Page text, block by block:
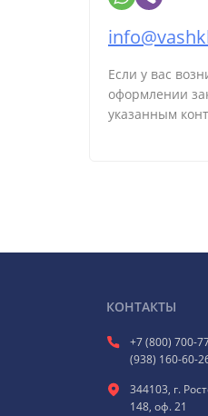
Если у вас
оформлении
указанным
КОНТАКТЫ
+7 (800) 700-
(938) 160-60-
344103, г.
148, оф. 21